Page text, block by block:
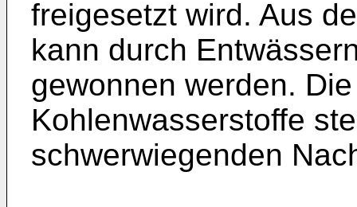
freigesetzt wird. Aus
kann durch
gewonnen werden.
Kohlenwasserstoffe
schwerwiegenden